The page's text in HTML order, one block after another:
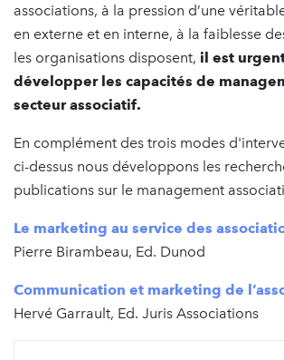
associations, à la pression d’une
en externe et en interne, à la faiblesse
les organisations disposent, il est
développer les capacités de
secteur associatif.
En complément des trois modes
ci-dessus nous développons les
publications sur le management
Le marketing au service des
Pierre Birambeau, Ed. Dunod
Communication et marketing de
Hervé Garrault, Ed. Juris Associations